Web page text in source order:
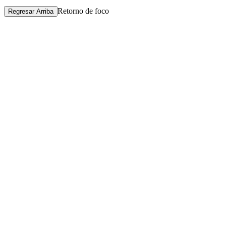
Regresar Arriba Retorno de foco